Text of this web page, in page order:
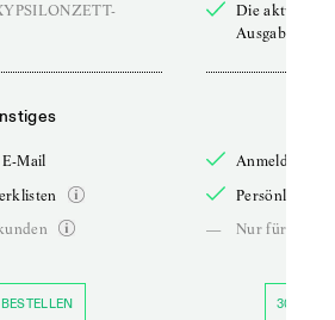
Mail
Die aktuelle
Ausgabe
Anmelden
Persönliche
—
Nur für
30 TAGE